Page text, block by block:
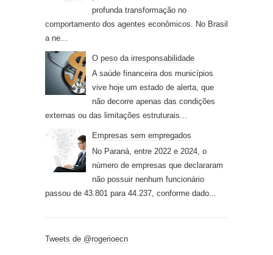
profunda transformação no
comportamento dos agentes econômicos. No Brasil
a ne...
O peso da irresponsabilidade
A saúde financeira dos municípios
vive hoje um estado de alerta, que
não decorre apenas das condições
externas ou das limitações estruturais...
Empresas sem empregados
No Paraná, entre 2022 e 2024, o
número de empresas que declararam
não possuir nenhum funcionário
passou de 43.801 para 44.237, conforme dado...
Tweets de @rogerioecn